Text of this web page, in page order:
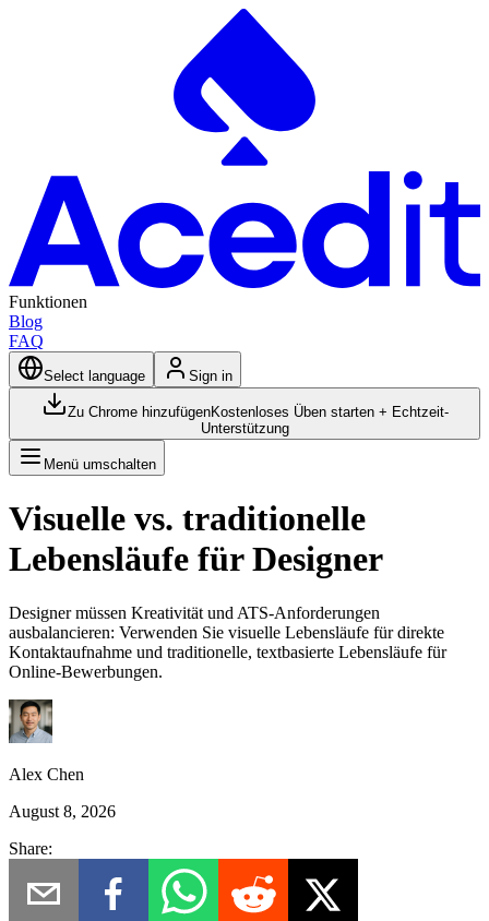
Funktionen
Blog
FAQ
Select language Sign in
Zu Chrome hinzufügenKostenloses Üben starten + Echtzeit-
Unterstützung
Menü umschalten
Visuelle vs. traditionelle
Lebensläufe für Designer
Designer müssen Kreativität und ATS-Anforderungen
ausbalancieren: Verwenden Sie visuelle Lebensläufe für direkte
Kontaktaufnahme und traditionelle, textbasierte Lebensläufe für
Online-Bewerbungen.
Alex Chen
August 8, 2026
Share: